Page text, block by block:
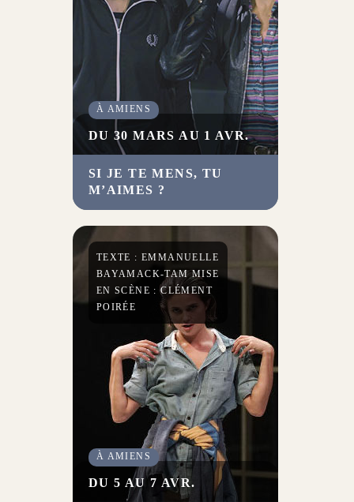
SI JE TE MENS, TU
M’AIMES ?
À AMIENS
DU 30 MARS AU 1 AVR.
Cette nouvelle création de la
talentueuse compagnie Le
Théâtre du Prisme explore une
dispute entre enfants qui
dérive et entraîne les parents.
TEXTE : EMMANUELLE
BAYAMACK-TAM MISE
EN SCÈNE : CLÉMENT
POIRÉE
À AMIENS
DU 5 AU 7 AVR.